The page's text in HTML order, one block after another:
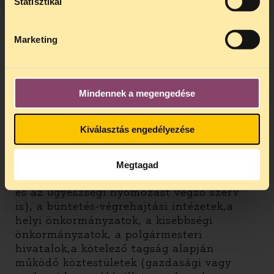
Marketing
Mindennek a megengedése
Kiválasztás engedélyezése
Megtagad
kérjen. Ilyenkor a sértett magánfélként jár
Kérelem benyújtása az állampolgári jogok
Az országgyűlési biztoshoz bárki fordulhat,
témánk szempontjából például: fegyveres
erők, rendvédelmi szervek,
nemzetbiztonsági szolgálat,a nyomozó
hatóságok (a rendőrség, az adórendőrség
és az ügyészségi nyomozást végző szerv
is), a büntetés-végrehajtási intézetek,a
helyi önkormányzatok, a kisebbségi
önkormányzatok, a polgármesteri
hivatalok,a kötelező tagság alapján
működő köztestületek (gazdasági vagy